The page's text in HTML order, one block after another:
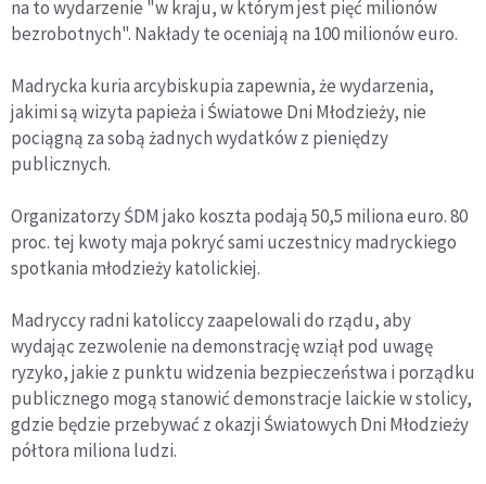
na to wydarzenie "w kraju, w którym jest pięć milionów
bezrobotnych". Nakłady te oceniają na 100 milionów euro.
Madrycka kuria arcybiskupia zapewnia, że wydarzenia,
jakimi są wizyta papieża i Światowe Dni Młodzieży, nie
pociągną za sobą żadnych wydatków z pieniędzy
publicznych.
Organizatorzy ŚDM jako koszta podają 50,5 miliona euro. 80
proc. tej kwoty maja pokryć sami uczestnicy madryckiego
spotkania młodzieży katolickiej.
Madryccy radni katoliccy zaapelowali do rządu, aby
wydając zezwolenie na demonstrację wziął pod uwagę
ryzyko, jakie z punktu widzenia bezpieczeństwa i porządku
publicznego mogą stanowić demonstracje laickie w stolicy,
gdzie będzie przebywać z okazji Światowych Dni Młodzieży
półtora miliona ludzi.